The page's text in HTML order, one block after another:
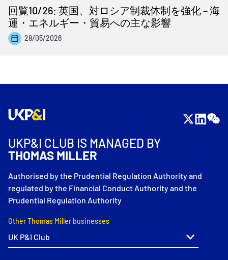
回覧10/26: 英国、対ロシア制裁体制を強化 – 海
運・エネルギー・貿易への主な影響
28/05/2026
UKP&I CLUB IS MANAGED BY
THOMAS MILLER
Authorised by the Prudential Regulation Authority and
regulated by the Financial Conduct Authority and the
Prudential Regulation Authority
Other Thomas Miller businesses